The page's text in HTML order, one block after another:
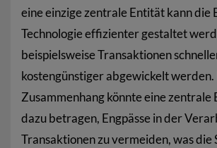
eine einzige zentrale Entität kann die
Technologie effizienter gestaltet
beispielsweise Transaktionen
kostengünstiger abgewickelt werden.
Zusammenhang könnte eine zentrale
dazu betragen, Engpässe in der
Transaktionen zu vermeiden, was